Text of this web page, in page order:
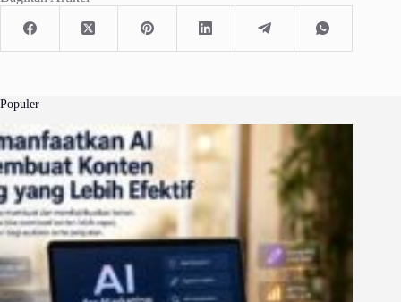
Populer